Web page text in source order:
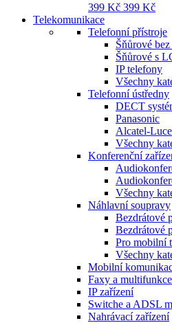
399 Kč 399 Kč
Telekomunikace
Telefonní přístroje
Šňůrové
Šňůrové s
IP telefony
Všechny
Telefonní ústředny
DECT
Panasonic
Alcatel-
Všechny
Konferenční
Všechny
Náhlavní soupravy
Bezdrátové
Bezdrátové
Pro mobilní
Všechny
Mobilní
Faxy a multifunkce
IP zařízení
Switche a ADSL
Nahrávací zařízení